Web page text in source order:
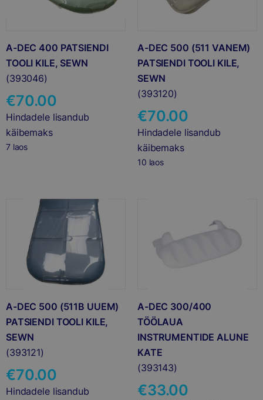
A-DEC 400 PATSIENDI
TOOLI KILE, SEWN
(393046)
€70.00
Hindadele lisandub
käibemaks
7 laos
A-DEC 500 (511 VANEM)
PATSIENDI TOOLI KILE,
SEWN
(393120)
€70.00
Hindadele lisandub
käibemaks
10 laos
A-DEC 500 (511B UUEM)
PATSIENDI TOOLI KILE,
SEWN
(393121)
€70.00
Hindadele lisandub
A-DEC 300/400
TÖÖLAUA
INSTRUMENTIDE ALUNE
KATE
(393143)
€33.00